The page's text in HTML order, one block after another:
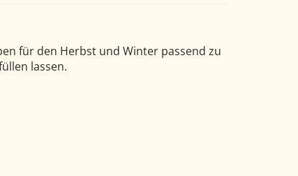
für den Herbst und Winter passend zu
lassen.